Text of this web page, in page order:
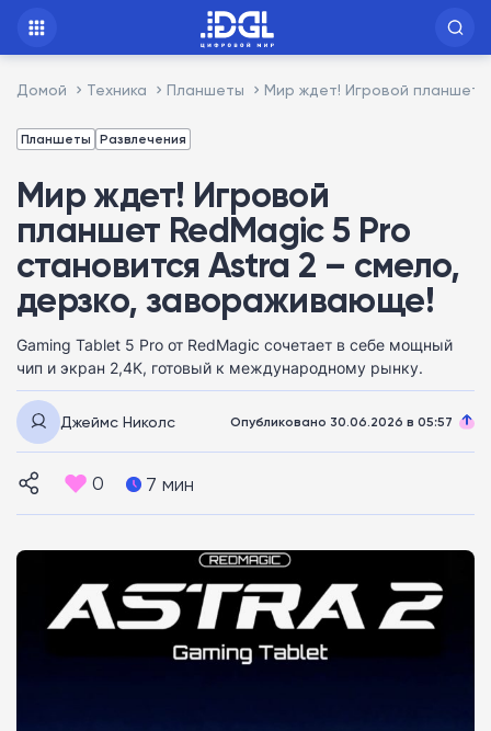
Домой Техника Планшеты Мир ждет! Игровой планшет
Планшеты Развлечения
Мир ждет! Игровой
планшет RedMagic 5 Pro
становится Astra 2 – смело,
дерзко, завораживающе!
Gaming Tablet 5 Pro от RedMagic сочетает в себе мощный
чип и экран 2,4K, готовый к международному рынку.
Джеймс Николс Опубликовано 30.06.2026 в 05:57
0 7 мин